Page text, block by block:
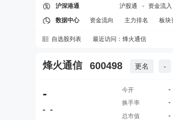
沪深港通 沪股通 - 资金流入
数据中心 资金流向 主力排名 板块
自选股列表 最近访问： 烽火通信
烽火通信 600498 更名 -
-
- -
今开 -
换手率
-
总市值
-